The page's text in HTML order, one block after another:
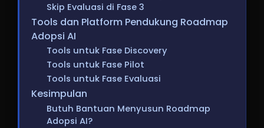
Skip Evaluasi di Fase 3
Tools dan Platform Pendukung Roadmap
Adopsi AI
Tools untuk Fase Discovery
Tools untuk Fase Pilot
Tools untuk Fase Evaluasi
Kesimpulan
Butuh Bantuan Menyusun Roadmap
Adopsi AI?